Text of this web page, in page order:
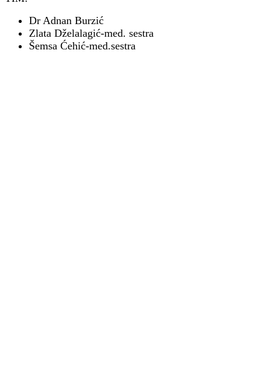
Dr Adnan Burzić
Zlata Dželalagić-med. sestra
Šemsa Ćehić-med.sestra